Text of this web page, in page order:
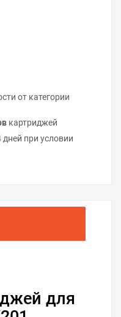
от категории
картриджей
дней при условии
для